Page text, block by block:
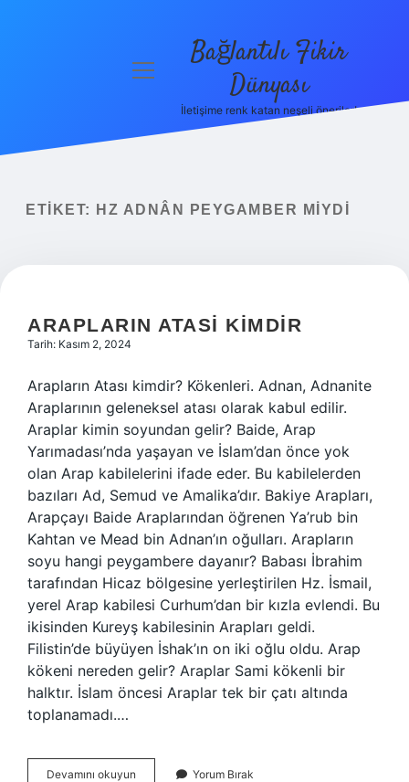
menüyü
Bağlantılı Fikir
Dünyası
İletişime renk katan neşeli öneriler!
ETIKET: HZ ADNÂN PEYGAMBER MIYDI
ARAPLARIN ATASI KIMDIR
Tarih: Kasım 2, 2024
Arapların Atası kimdir? Kökenleri. Adnan, Adnanite
Araplarının geleneksel atası olarak kabul edilir.
Araplar kimin soyundan gelir? Baide, Arap
Yarımadası’nda yaşayan ve İslam’dan önce yok
olan Arap kabilelerini ifade eder. Bu kabilelerden
bazıları Ad, Semud ve Amalika’dır. Bakiye Arapları,
Arapçayı Baide Araplarından öğrenen Ya’rub bin
Kahtan ve Mead bin Adnan’ın oğulları. Arapların
soyu hangi peygambere dayanır? Babası İbrahim
tarafından Hicaz bölgesine yerleştirilen Hz. İsmail,
yerel Arap kabilesi Curhum’dan bir kızla evlendi. Bu
ikisinden Kureyş kabilesinin Arapları geldi.
Filistin’de büyüyen İshak’ın on iki oğlu oldu. Arap
kökeni nereden gelir? Araplar Sami kökenli bir
halktır. İslam öncesi Araplar tek bir çatı altında
toplanamadı.…
Devamını okuyun Arapların
Yorum Bırak